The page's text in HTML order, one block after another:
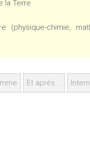
la Terre
chimie,
Et après...